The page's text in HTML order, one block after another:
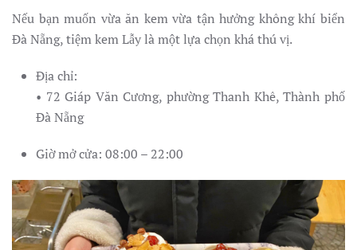
Nếu bạn muốn vừa ăn kem vừa tận hưởng không khí biển
Đà Nẵng, tiệm kem Lẫy là một lựa chọn khá thú vị.
Địa chỉ:
• 72 Giáp Văn Cương, phường Thanh Khê, Thành phố
Đà Nẵng
Giờ mở cửa: 08:00 – 22:00